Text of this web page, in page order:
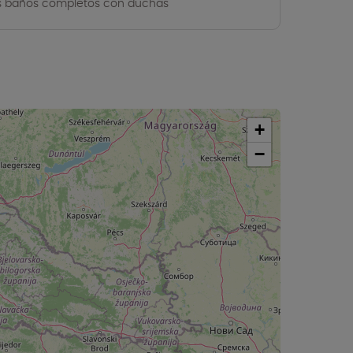
baños completos con duchas
+
−